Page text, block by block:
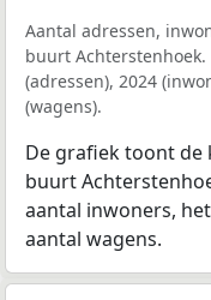
Aantal adressen,
buurt Achterstenhoek.
(adressen), 2024
(wagens).
De grafiek toont de
buurt
aantal inwoners,
aantal wagens.